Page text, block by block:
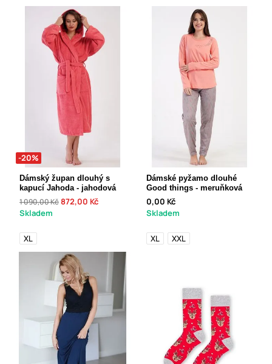
-20%
Dámský župan dlouhý s
kapucí Jahoda - jahodová
1 090,00 Kč872,00 Kč
Skladem
XL
Dámské pyžamo dlouhé
Good things - meruňková
0,00 Kč
Skladem
XL XXL